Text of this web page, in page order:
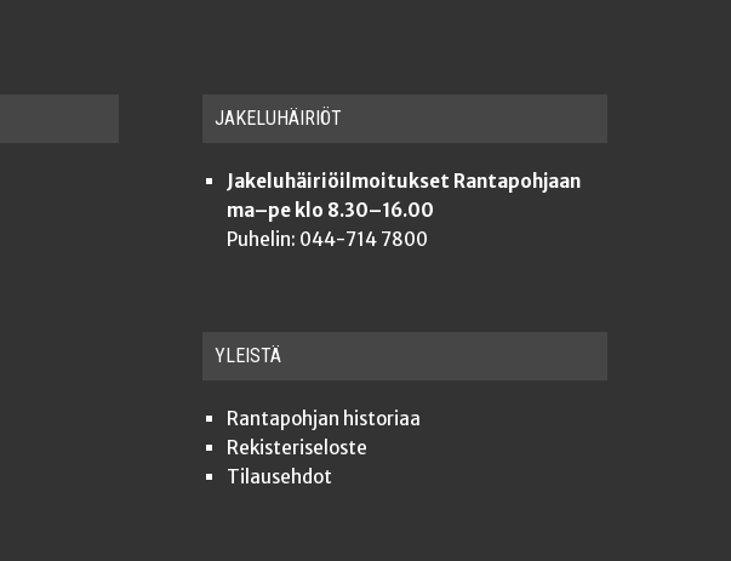
JAKE­LU­HÄI­RIÖT
Jakeluhäiriöilmoitukset Rantapohjaan
ma–pe klo 8.30–16.00
Puhelin: 044-714 7800
YLEISTÄ
Ran­ta­poh­jan historiaa
Rekis­te­ri­se­los­te
Tilauseh­dot